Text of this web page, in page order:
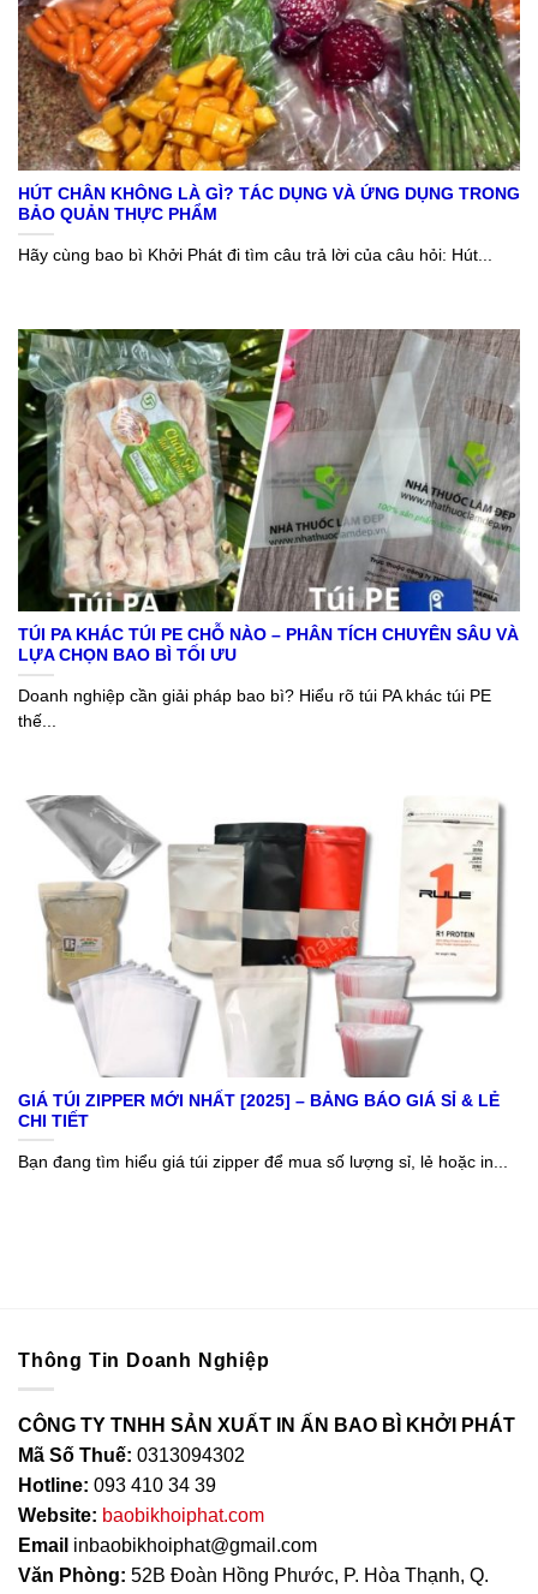
HÚT CHÂN KHÔNG LÀ GÌ? TÁC DỤNG VÀ ỨNG DỤNG TRONG
BẢO QUẢN THỰC PHẨM
Hãy cùng bao bì Khởi Phát đi tìm câu trả lời của câu hỏi: Hút...
TÚI PA KHÁC TÚI PE CHỖ NÀO – PHÂN TÍCH CHUYÊN SÂU VÀ
LỰA CHỌN BAO BÌ TỐI ƯU
Doanh nghiệp cần giải pháp bao bì? Hiểu rõ túi PA khác túi PE
thế...
GIÁ TÚI ZIPPER MỚI NHẤT [2025] – BẢNG BÁO GIÁ SỈ & LẺ
CHI TIẾT
Bạn đang tìm hiểu giá túi zipper để mua số lượng sỉ, lẻ hoặc in...
Thông Tin Doanh Nghiệp
CÔNG TY TNHH SẢN XUẤT IN ẤN BAO BÌ KHỞI PHÁT
Mã Số Thuế: 0313094302
Hotline: 093 410 34 39
Website: baobikhoiphat.com
Email inbaobikhoiphat@gmail.com
Văn Phòng: 52B Đoàn Hồng Phước, P. Hòa Thạnh, Q.